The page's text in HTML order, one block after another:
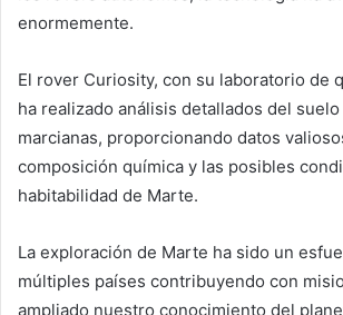
enormemente.
El rover Curiosity, con su laboratorio de
ha realizado análisis detallados del
marcianas, proporcionando datos
composición química y las posibles
habitabilidad de Marte.
La exploración de Marte ha sido un
múltiples países contribuyendo con
ampliado nuestro conocimiento del